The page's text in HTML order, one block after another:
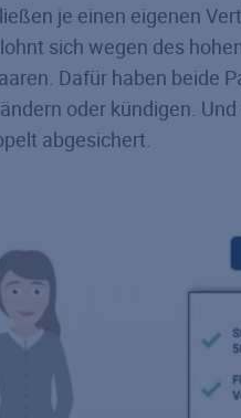
je einen eigenen
sich wegen des
Dafür haben beide
oder kündigen.
abgesichert.